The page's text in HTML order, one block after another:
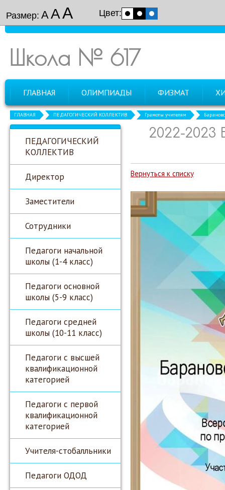
Размер: ААА Цвет:
Школа № 617
ГЛАВНАЯ ОЛИМПИАДЫ ФИЗМАТ
ГЛАВНАЯ ПЕДАГОГИЧЕСКИЙ КОЛЛЕКТИВ Грамоты учителям
ПЕДАГОГИЧЕСКИЙ
КОЛЛЕКТИВ
Директор
Заместители
Сотрудники
Педагоги начальной
школы (1-4 класс)
Педагоги основной
школы (5-9 класс)
Педагоги средней
школы (10-11 класс)
Педагоги с высшей
квалификационной
категорией
Педагоги с первой
квалификационной
категорией
Учителя-стобалльники
Педагоги ОДОД
2022-
Вернуться к списку